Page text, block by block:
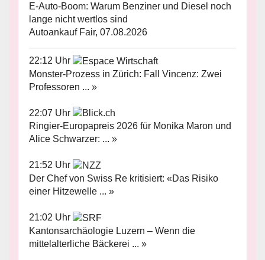
E-Auto-Boom: Warum Benziner und Diesel noch
lange nicht wertlos sind
Autoankauf Fair, 07.08.2026
22:12 Uhr
Monster-Prozess in Zürich: Fall Vincenz: Zwei
Professoren ... »
22:07 Uhr
Ringier-Europapreis 2026 für Monika Maron und
Alice Schwarzer: ... »
21:52 Uhr
Der Chef von Swiss Re kritisiert: «Das Risiko
einer Hitzewelle ... »
21:02 Uhr
Kantonsarchäologie Luzern – Wenn die
mittelalterliche Bäckerei ... »